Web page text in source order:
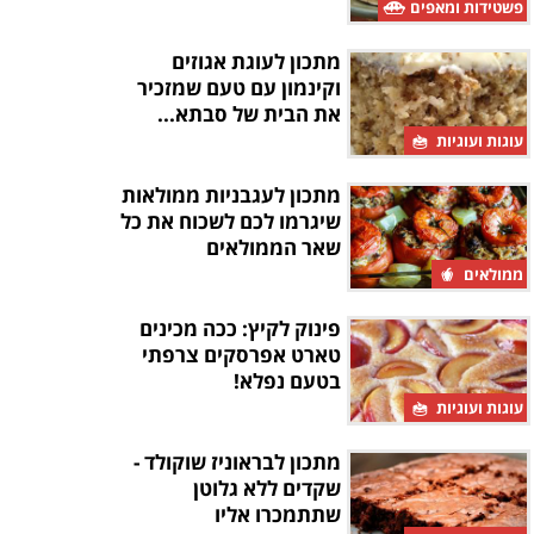
פשטידות ומאפים
עוגות ועוגיות
מתכון לעוגת אגוזים
וקינמון עם טעם שמזכיר
את הבית של סבתא...
ממולאים
מתכון לעגבניות ממולאות
שיגרמו לכם לשכוח את כל
שאר הממולאים
עוגות ועוגיות
פינוק לקיץ: ככה מכינים
טארט אפרסקים צרפתי
בטעם נפלא!
מתכון לבראוניז שוקולד -
שקדים ללא גלוטן
שתתמכרו אליו